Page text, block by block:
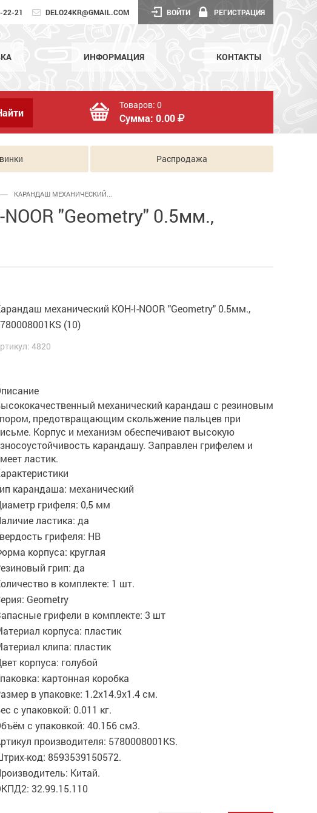
22-21 DELO24KR@GMAIL.COM ВОЙТИ РЕГИСТРАЦИЯ
ИНФОРМАЦИЯ КОНТАКТЫ
Товаров: 0
Сумма: 0.00
Распродажа
КАРАНДАШ МЕХАНИЧЕСКИЙ...
"Geometry" 0.5мм.,
механический KOH-I-NOOR "Geometry" 0.5мм.,
(10)
4820
механический карандаш с резиновым
предотвращающим скольжение пальцев при
Корпус и механизм обеспечивают высокую
карандашу. Заправлен грифелем и
ластик.
карандаша: механический
грифеля: 0,5 мм
ластика: да
грифеля: НВ
корпуса: круглая
грип: да
в комплекте: 1 шт.
Geometry
грифели в комплекте: 3 шт
корпуса: пластик
клипа: пластик
корпуса: голубой
картонная коробка
в упаковке: 1.2x14.9x1.4 см.
с упаковкой: 0.011 кг.
с упаковкой: 40.156 см3.
производителя: 5780008001KS.
код: 8593539150572.
Китай.
32.99.15.110